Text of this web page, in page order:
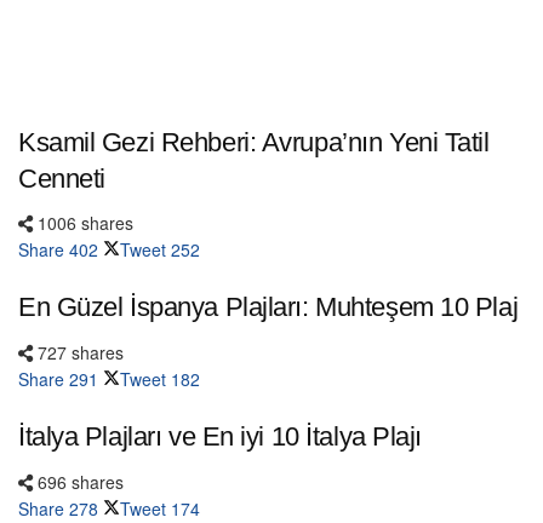
Ksamil Gezi Rehberi: Avrupa’nın Yeni Tatil
Cenneti
1006 shares
Share 402 Tweet 252
En Güzel İspanya Plajları: Muhteşem 10 Plaj
727 shares
Share 291 Tweet 182
İtalya Plajları ve En iyi 10 İtalya Plajı
696 shares
Share 278 Tweet 174